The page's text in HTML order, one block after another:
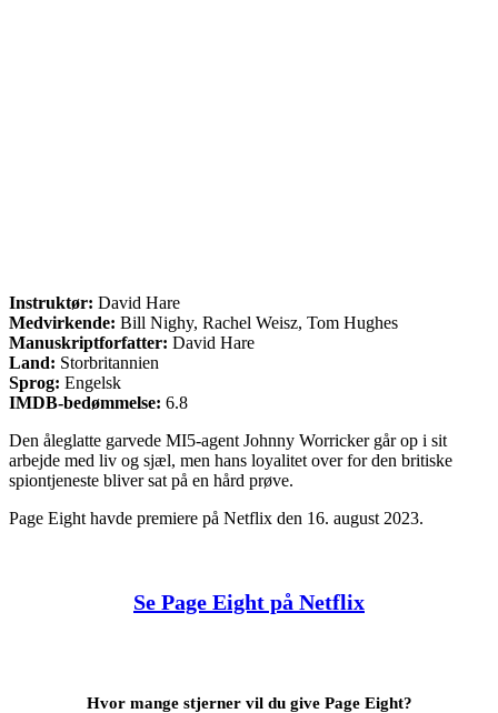
Instruktør: David Hare
Medvirkende: Bill Nighy, Rachel Weisz, Tom Hughes
Manuskriptforfatter: David Hare
Land: Storbritannien
Sprog: Engelsk
IMDB-bedømmelse: 6.8
Den åleglatte garvede MI5-agent Johnny Worricker går op i sit
arbejde med liv og sjæl, men hans loyalitet over for den britiske
spiontjeneste bliver sat på en hård prøve.
Page Eight havde premiere på Netflix den 16. august 2023.
Se Page Eight på Netflix
Hvor mange stjerner vil du give Page Eight?